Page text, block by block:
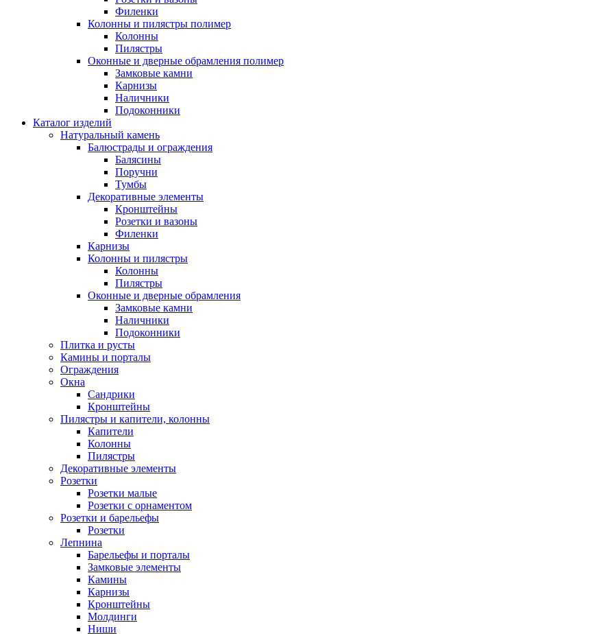
Филенки
Колонны и пилястры полимер
Колонны
Пилястры
Оконные и дверные обрамления полимер
Замковые камни
Карнизы
Наличники
Подоконники
Каталог изделий
Натуральный камень
Балюстрады и ограждения
Балясины
Поручни
Тумбы
Декоративные элементы
Кронштейны
Розетки и вазоны
Филенки
Карнизы
Колонны и пилястры
Колонны
Пилястры
Оконные и дверные обрамления
Замковые камни
Наличники
Подоконники
Плитка и русты
Камины и порталы
Ограждения
Окна
Сандрики
Кронштейны
Пилястры и капители, колонны
Капители
Колонны
Пилястры
Декоративные элементы
Розетки
Розетки малые
Розетки с орнаментом
Розетки и барельефы
Розетки
Лепнина
Барельефы и порталы
Замковые элементы
Камины
Карнизы
Кронштейны
Молдинги
Ниши